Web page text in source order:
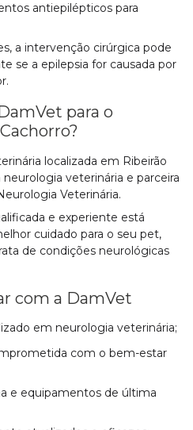
antiepilépticos para
a intervenção cirúrgica pode
se a epilepsia for causada por
para o
localizada em Ribeirão
veterinária e parceira
Veterinária.
e experiente está
cuidado para o seu pet,
de condições neurológicas
com a DamVet
em neurologia veterinária;